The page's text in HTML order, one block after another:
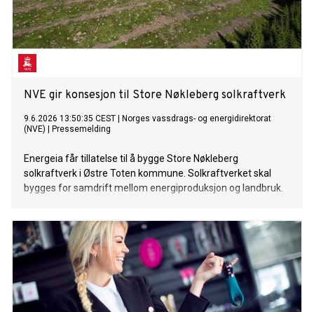
NVE gir konsesjon til Store Nøkleberg solkraftverk
9.6.2026 13:50:35 CEST
Norges vassdrags- og energidirektorat
(NVE)
Pressemelding
Energeia får tillatelse til å bygge Store Nøkleberg
solkraftverk i Østre Toten kommune. Solkraftverket skal
bygges for samdrift mellom energiproduksjon og landbruk.